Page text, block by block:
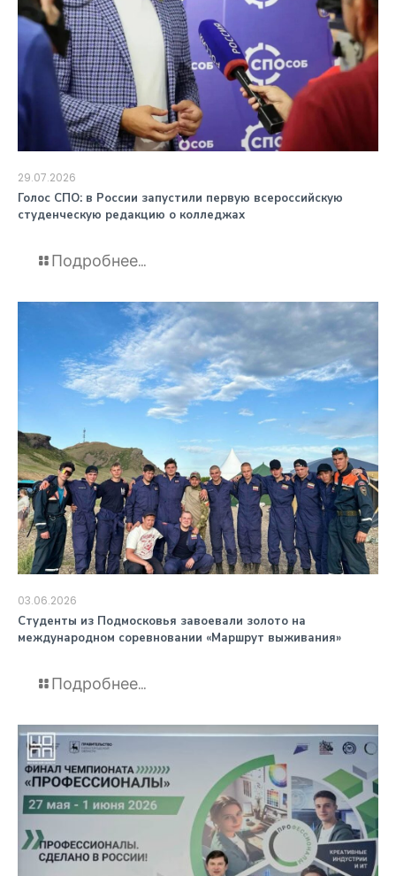
29.07.2026
️Голос СПО: в России запустили первую всероссийскую
студенческую редакцию о колледжах
Подробнее...
03.06.2026
️Студенты из Подмосковья завоевали золото на
международном соревновании «Маршрут выживания»
Подробнее...